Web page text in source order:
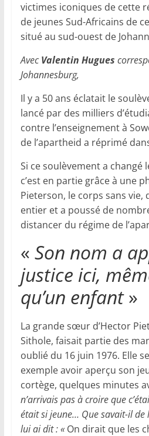
victimes iconiques de cette
de jeunes Sud-Africains de
situé au sud-ouest de
AvecValentin Hugues
Johannesburg,
Il y a 50 ans éclatait le
lancé par des milliers
contre l’enseignement à
de l’apartheid a réprimé
Si ce soulèvement a changé
c’est en partie grâce à une
Pieterson, le corps sans vie,
entier et a poussé de
distancer du régime de
« Son nom a
justice ici,
qu’un enfant»
La grande sœur d’Hector
Sithole, faisait partie des
oublié du 16 juin 1976. Elle
exemple avoir aperçu son
cortège, quelques minutes
n’arrivais pas à croire que
était si jeune… Que savait-il de
lui ai dit :« On dirait que les